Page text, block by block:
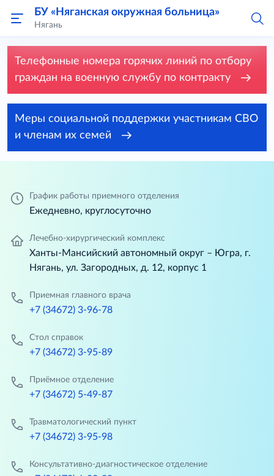
БУ «Няганская окружная больница»
Нягань
Телефонные номера горячих линий по отбору
граждан на военную службу по контракту
Меры социальной поддержки участникам СВО
и членам их семей
График работы приемного отделения
Ежедневно, круглосуточно
Лечебно-хирургический комплекс
Ханты-Мансийский автономный округ – Югра, г.
Нягань, ул. Загородных, д. 12, корпус 1
Приемная главного врача
+7 (34672) 3-96-78
Стол справок
+7 (34672) 3-95-89
Приёмное отделение
+7 (34672) 5-49-87
Травматологический пункт
+7 (34672) 3-95-98
Консультативно-диагностическое отделение